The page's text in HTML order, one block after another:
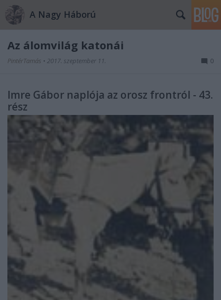
A Nagy Háború
Az álomvilág katonái
PintérTamás • 2017. szeptember 11. 0
Imre Gábor naplója az orosz frontról - 43.
rész